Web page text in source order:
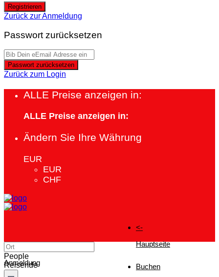
Registrieren
Zurück zur Anmeldung
Passwort zurücksetzen
Passwort zurücksetzen
Zurück zum Login
ALLE Preise anzeigen in:
ALLE Preise anzeigen in:
Ändern Sie Ihre Währung
EUR
EUR
CHF
<-
Hauptseite
Buchen
Anmeldung
People
Reisende